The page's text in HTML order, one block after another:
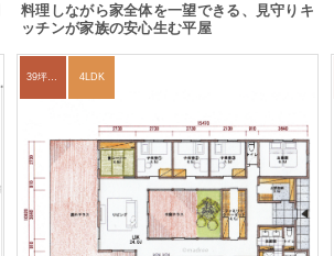
料理しながら家全体を一望できる、見守りキ
ッチンが家族の安心生む平屋
4LDK